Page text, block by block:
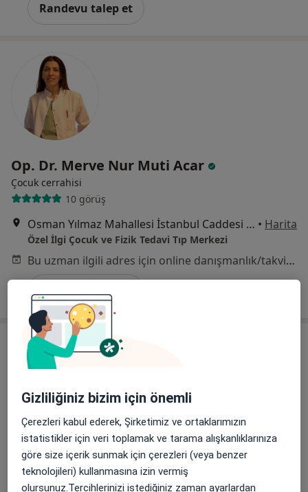
Randevu talep et
Op. Dr. Merve Nur Muti Acar
Çocuk cerrahisi
10 görüş
Osman Yılmaz Mahallesi İstanbul Caddesi No:38, Gebze • Harita
Özel İlgi Çocuk ve Fizik Tedavi Tıp Merkezi
Bu uzman ilgili adres için online danışmanlık/takvim sunmuyor.
Randevu talep et
Doç. Dr. Mehmet Kaba
Üroloji
26 görüş
Gizliliğiniz bizim için önemli
Çerezleri kabul ederek, Şirketimiz ve ortaklarımızın
istatistikler için veri toplamak ve tarama alışkanlıklarınıza
göre size içerik sunmak için çerezleri (veya benzer
teknolojileri) kullanmasına izin vermiş
olursunuz.Tercihlerinizi istediğiniz zaman ayarlardan